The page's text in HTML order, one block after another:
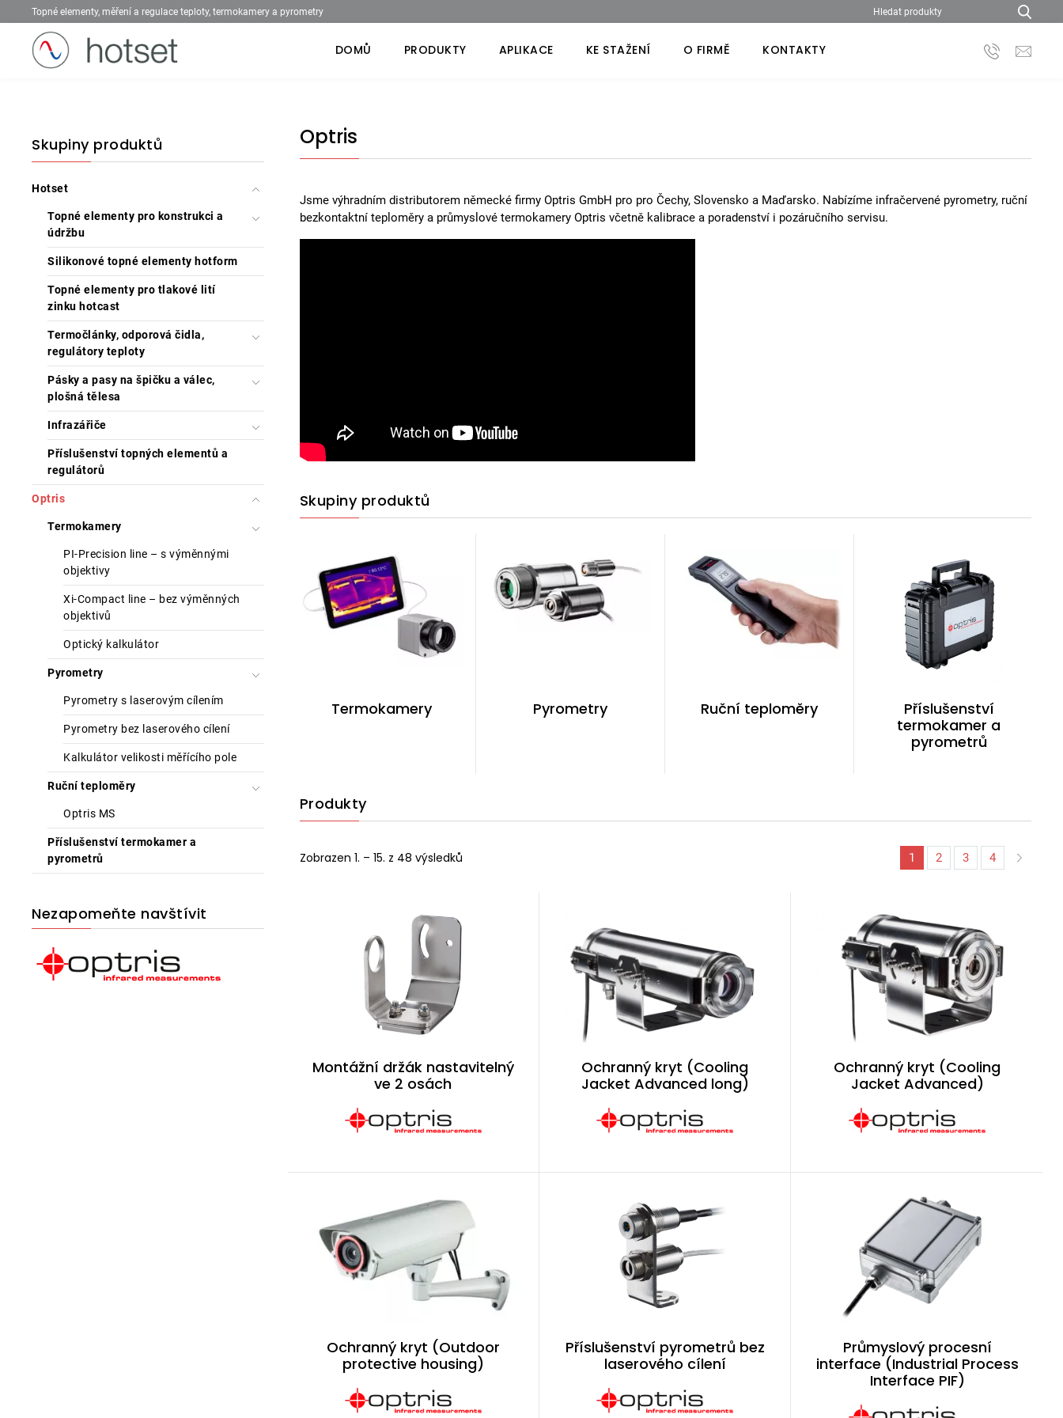
Topné elementy, měření a regulace teploty, termokamery a pyrometry
DOMŮ PRODUKTY APLIKACE KE STAŽENÍ O FIRMĚ KONTAKTY
Skupiny produktů
Hotset
Topné elementy pro konstrukci a
údržbu
Silikonové topné elementy hotform
Topné elementy pro tlakové lití
zinku hotcast
Termočlánky, odporová čidla,
regulátory teploty
Pásky a pasy na špičku a válec,
plošná tělesa
Infrazářiče
Příslušenství topných elementů a
regulátorů
Optris
Termokamery
PI-Precision line – s výměnnými
objektivy
Xi-Compact line – bez výměnných
objektivů
Optický kalkulátor
Pyrometry
Pyrometry s laserovým cílením
Pyrometry bez laserového cílení
Kalkulátor velikosti měřícího pole
Ruční teploměry
Optris MS
Příslušenství termokamer a
pyrometrů
Nezapomeňte navštívit
Optris
Jsme výhradním distributorem německé firmy Optris GmbH pro pro Čechy, Slovensko a Maďarsko. Nabízíme infračervené pyrometry, ruční
bezkontaktní teploměry a průmyslové termokamery Optris včetně kalibrace a poradenství i pozáručního servisu.
Skupiny produktů
Termokamery Pyrometry Ruční teploměry
Příslušenství
termokamer a
pyrometrů
Produkty
Zobrazen 1. – 15. z 48 výsledků 1 2 3 4
Montážní držák nastavitelný
ve 2 osách
Ochranný kryt (Cooling
Jacket Advanced long)
Ochranný kryt (Cooling
Jacket Advanced)
Ochranný kryt (Outdoor
protective housing)
Příslušenství pyrometrů bez
laserového cílení
Průmyslový procesní
interface (Industrial Process
Interface PIF)